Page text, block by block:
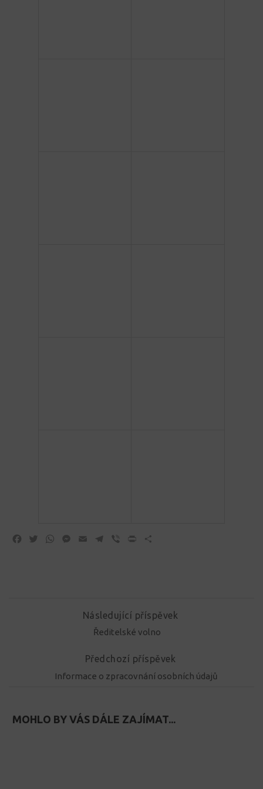
Facebook
TwitterWhatsApp
Messenger
Email Telegram
Viber Print
Následující příspěvek
Ředitelské volno
Předchozí příspěvek
Informace o zpracovnání osobních údajů
MOHLO BY VÁS DÁLE ZAJÍMAT...